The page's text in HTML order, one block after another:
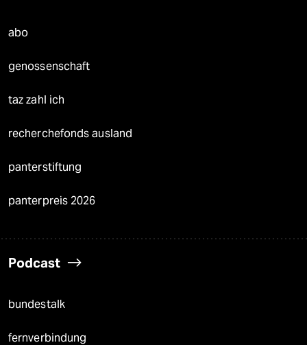
abo
genossenschaft
taz zahl ich
recherchefonds ausland
panterstiftung
panterpreis 2026
Podcast
bundestalk
fernverbindung